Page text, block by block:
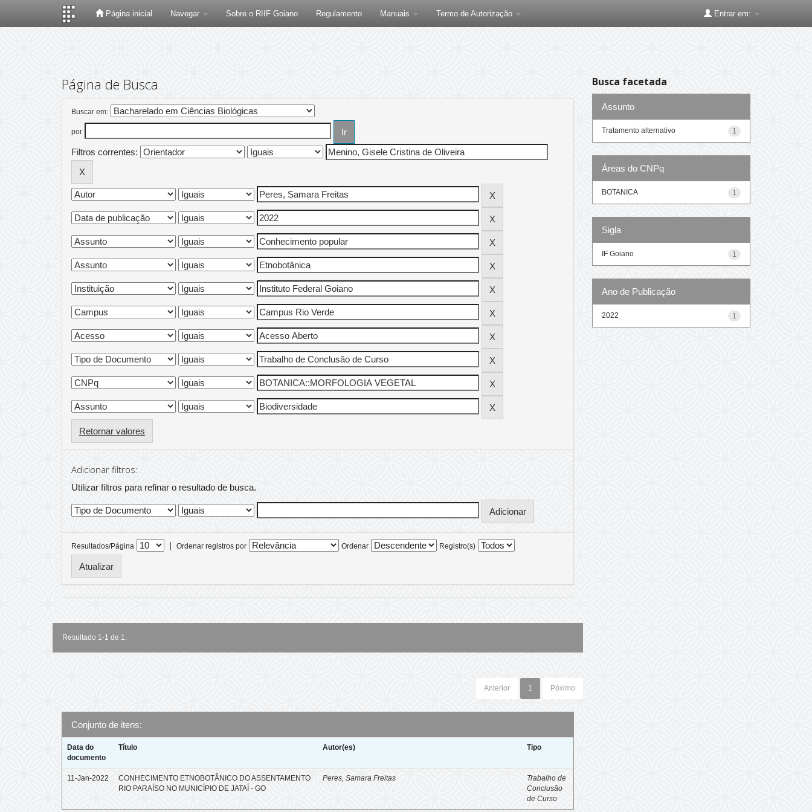
Página inicial Navegar Sobre o RIIF Goiano Regulamento Manuais Termo de Autorização Entrar em:
Página de Busca
Buscar em:
por
Filtros correntes:
Retornar valores
Adicionar filtros:
Utilizar filtros para refinar o resultado de busca.
Resultados/Página | Ordenar registros por Ordenar Registro(s)
Resultado 1-1 de 1.
Anterior 1 Póximo
Conjunto de itens:
Data do
documento
Título Autor(es) Tipo
11-Jan-2022
CONHECIMENTO ETNOBOTÂNICO DO ASSENTAMENTO
RIO PARAÍSO NO MUNICÍPIO DE JATAÍ - GO
Peres, Samara Freitas
Trabalho de
Conclusão
de Curso
Busca facetada
Assunto
1
Tratamento alternativo
Áreas do CNPq
1
BOTANICA
Sigla
1
IF Goiano
Ano de Publicação
1
2022